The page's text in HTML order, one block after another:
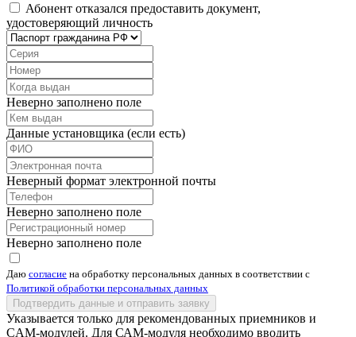
Абонент отказался предоставить документ,
удостоверяющий личность
Неверно заполнено поле
Данные установщика (если есть)
Неверный формат электронной почты
Неверно заполнено поле
Неверно заполнено поле
Даю согласие на обработку персональных данных в соответствии с
Политикой обработки персональных данных
Подтвердить данные и отправить заявку
Указывается только для рекомендованных приемников и
CAM-модулей. Для САМ-модуля необходимо вводить